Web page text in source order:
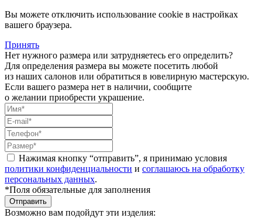
Вы можете отключить использование cookie в настройках
вашего браузера.
Принять
Нет нужного размера или затрудняетесь его определить?
Для определения размера вы можете посетить любой
из наших салонов или обратиться в ювелирную мастерскую.
Если вашего размера нет в наличии, сообщите
о желании приобрести украшение.
Нажимая кнопку “отправить”, я принимаю условия
политики конфиденциальности и соглашаюсь на обработку
персональных данных.
*Поля обязательные для заполнения
Отправить
Возможно вам подойдут эти изделия: